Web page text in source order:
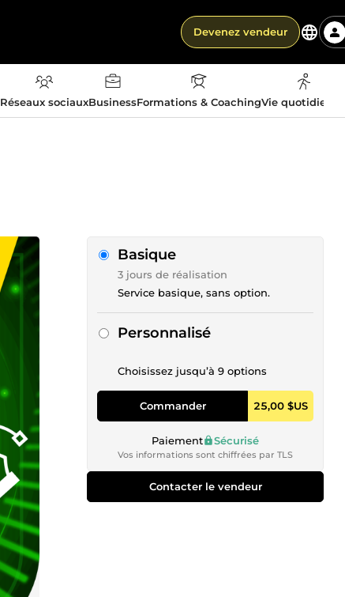
Devenez vendeur
Réseaux sociauxBusinessFormations & CoachingVie
Basique
3 jours de réalisation
Service basique, sans option.
Personnalisé
Choisissez jusqu’à 9 options
Commander 25,00 $US
Paiement Sécurisé
Vos informations sont chiffrées par TLS
Contacter le vendeur